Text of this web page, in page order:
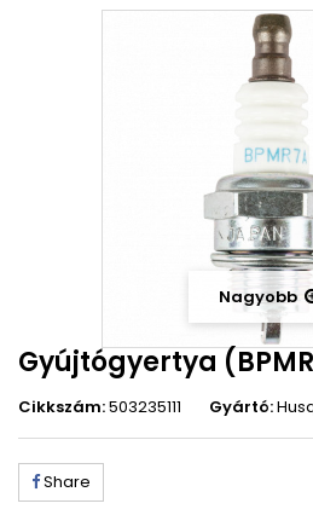
Nagyobb
Gyújtógyertya
Cikkszám:503235111 Gyártó:
Share